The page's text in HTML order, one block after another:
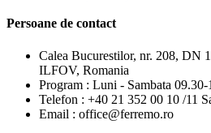
Persoane de contact
Calea Bucurestilor, nr. 208, DN
ILFOV, Romania
Program : Luni - Sambata
Telefon : +40 21 352 00 10 /11
Email : office@ferremo.ro